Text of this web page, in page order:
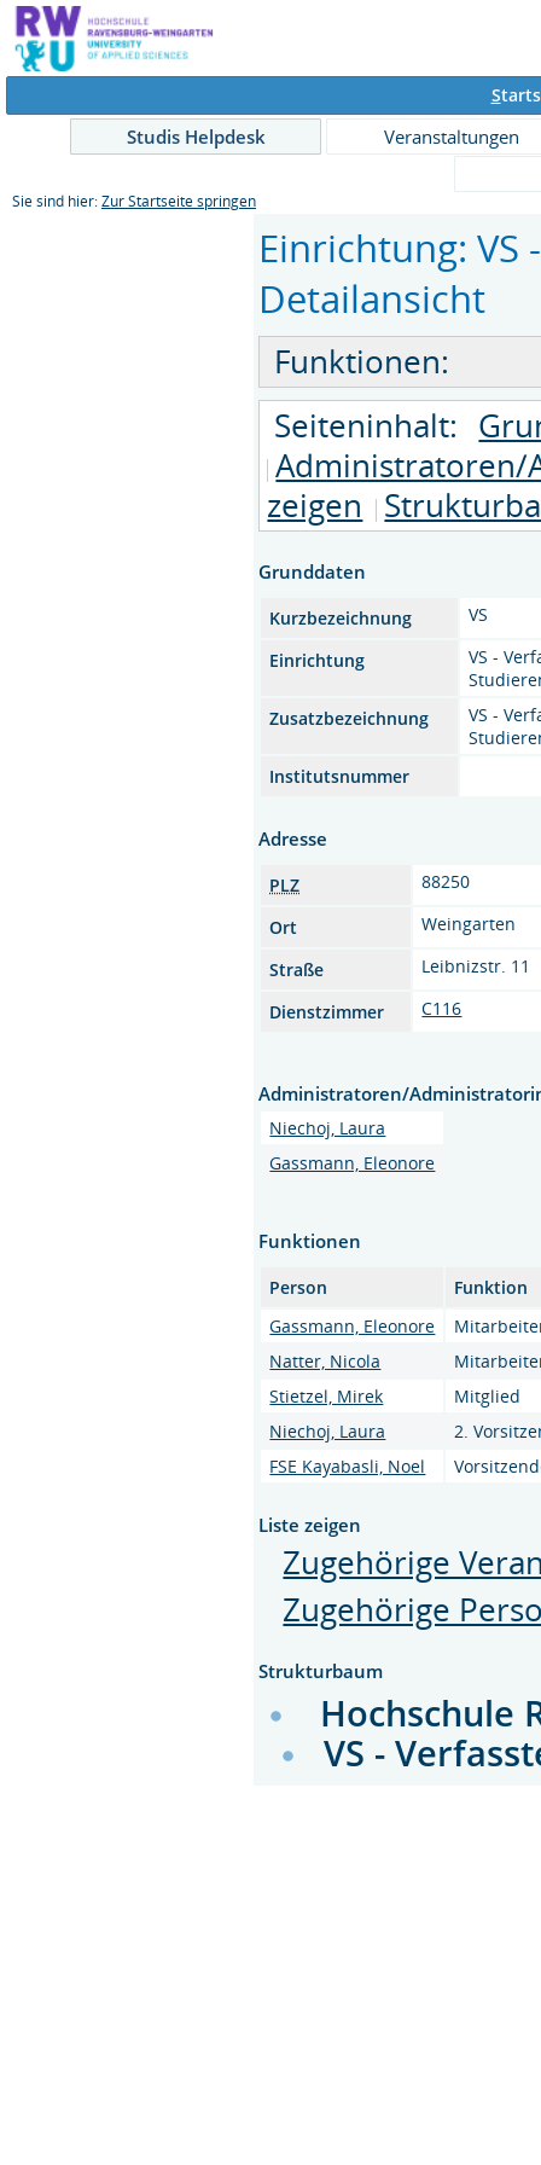
S
Studis Helpdesk
Veranstaltungen
Sie sind hier: Zur Startseite springen
Einrichtung:
Detailansicht
Funktionen:
Seiteninhalt:
zeigen
Grunddaten
Kurzbezeichnung
VS
Einrichtung
VS -
Zusatzbezeichnung
VS -
Institutsnummer
Adresse
PLZ
88250
Ort
Weingarten
Straße
Leibnizstr. 11
Dienstzimmer
C116
Administratoren/
Niechoj, Laura
Gassmann, Eleonore
Funktionen
Person
Funktion
Gassmann, Eleonore
Natter, Nicola
Stietzel, Mirek
Mitglied
Niechoj, Laura
2.
FSE Kayabasli, Noel
Liste zeigen
Zugehörige
Zugehörige
Strukturbaum
Hochschule
VS -